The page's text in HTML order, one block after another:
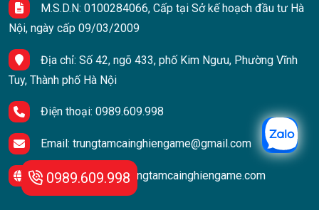
M.S.D.N: 0100284066, Cấp tại Sở kế hoạch đầu tư Hà
Nội, ngày cấp 09/03/2009
Địa chỉ: Số 42, ngõ 433, phố Kim Ngưu, Phường Vĩnh
Tuy, Thành phố Hà Nội
Điện thoại: 0989.609.998
Email: trungtamcainghiengame@gmail.com
Website:https://trungtamcainghiengame.com
0989.609.998